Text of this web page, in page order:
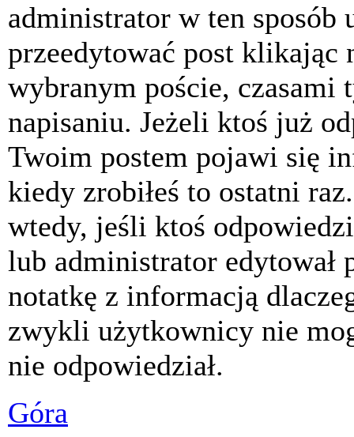
administrator w ten sposób
przeedytować post klikając
wybranym poście, czasami
napisaniu. Jeżeli ktoś już
Twoim postem pojawi się
kiedy zrobiłeś to ostatni
wtedy, jeśli ktoś
lub administrator edytował
notatkę z informacją
zwykli użytkownicy nie
nie odpowiedział.
Góra